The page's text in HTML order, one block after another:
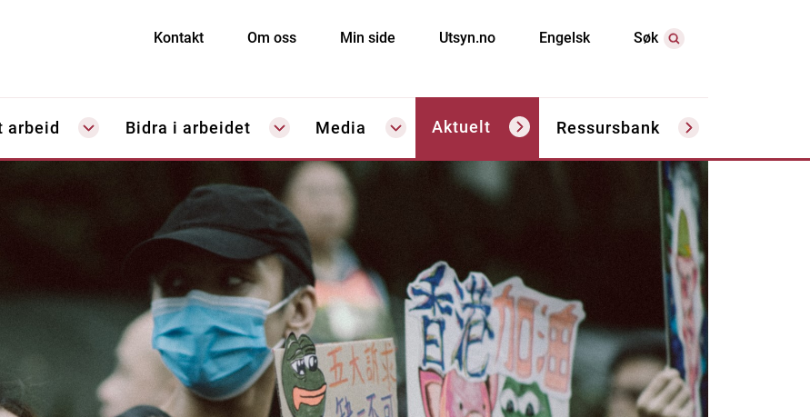
Kontakt Om oss Min side Utsyn.no Engelsk Søk
arbeid Bidra i arbeidet Media Aktuelt Ressursbank